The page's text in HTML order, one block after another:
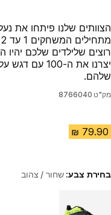
הצוותים שלנו פיתחו את
מתחילים המשחקים 1 עד 2 פעמים בשבוע במגרשים יבשים.
רוצים שלילדים שלכם יהיו
יצרנו את ה-
שלהם.
מק"ט 8766040
בחירת צבע:שחור / צהוב